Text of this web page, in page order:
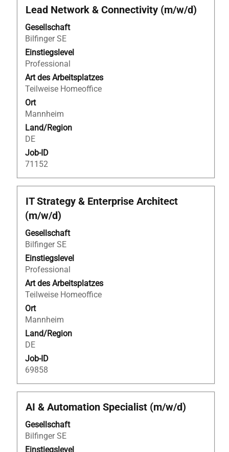
Stellenbezeichnung
Lead Network & Connectivity (m/w/d)
Gesellschaft
Bilfinger SE
Einstiegslevel
Professional
Art des Arbeitsplatzes
Teilweise Homeoffice
Ort
Mannheim
Land/Region
DE
Job-ID
71152
Drücken
die
Leertaste,
um
die
Stelleninformationen
vollständig
anzuzeigen.
Stellenbezeichnung
IT Strategy & Enterprise Architect
(m/w/d)
Gesellschaft
Bilfinger SE
Einstiegslevel
Professional
Art des Arbeitsplatzes
Teilweise Homeoffice
Ort
Mannheim
Land/Region
DE
Job-ID
69858
Drücken
Sie
die
Leertaste,
um
die
Stelleninformationen
vollständig
anzuzeigen.
Stellenbezeichnung
AI & Automation Specialist (m/w/d)
Gesellschaft
Bilfinger SE
Einstiegslevel
Drücken
die
Leertaste,
um